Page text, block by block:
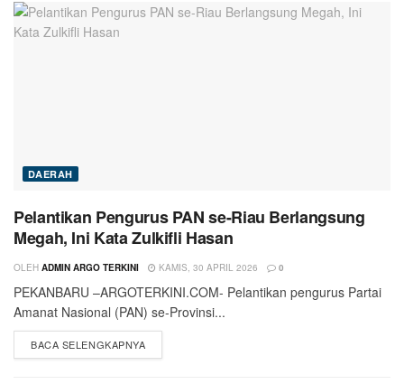
DAERAH
Pelantikan Pengurus PAN se-Riau Berlangsung
Megah, Ini Kata Zulkifli Hasan
OLEH ADMIN ARGO TERKINI KAMIS, 30 APRIL 2026 0
PEKANBARU –ARGOTERKINI.COM- Pelantikan pengurus Partai
Amanat Nasional (PAN) se-Provinsi...
BACA SELENGKAPNYA